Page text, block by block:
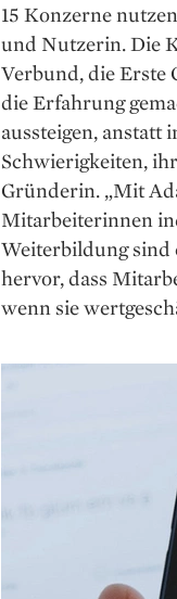
15 Konzerne
und Nutzerin. Die
Verbund, die Erste
die Erfahrung
aussteigen, anstatt
Schwierig­keiten,
Gründerin. „Mit
Mitarbeiterinnen
Weiterbildung sind
hervor, dass
wenn sie